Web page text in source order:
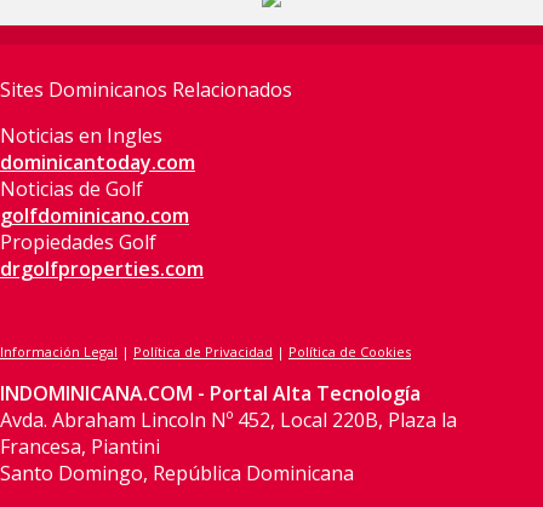
Sites Dominicanos Relacionados
Noticias en Ingles
dominicantoday.com
Noticias de Golf
golfdominicano.com
Propiedades Golf
drgolfproperties.com
Información Legal | Política de Privacidad | Política de Cookies
INDOMINICANA.COM - Portal Alta Tecnología
Avda. Abraham Lincoln Nº 452, Local 220B, Plaza la
Francesa, Piantini
Santo Domingo, República Dominicana